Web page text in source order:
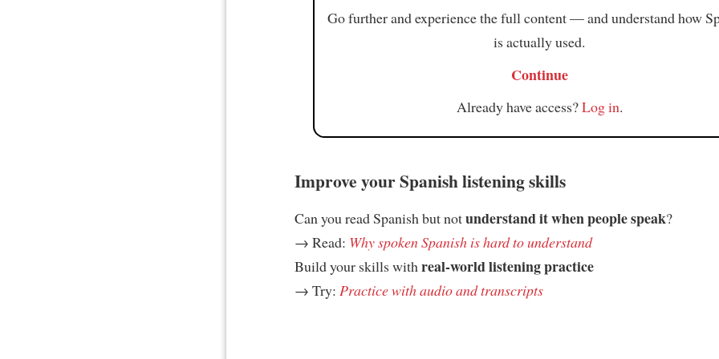
Go further and experience the full content — and understand how
is actually used.
Continue
Already have access?Log in.
Improve your Spanish listening skills
Can you read Spanish but notunderstand it when people speak?
→ Read: Why spoken Spanish is hard to understand
Build your skills with real-world listening practice
→ Try: Practice with audio and transcripts